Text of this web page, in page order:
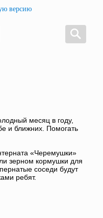
версию
месяц в году,
и ближних. Помогать
«Черемушки»
зерном кормушки для
соседи будут
ребят.